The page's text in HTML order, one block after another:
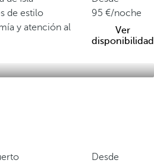
de estilo
y atención al
95
/noche
Ver
disponibilidad
Desde